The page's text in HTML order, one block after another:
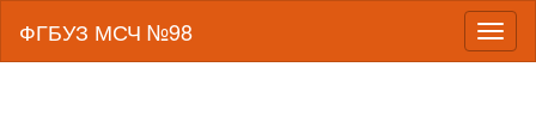
ФГБУЗ МСЧ №98